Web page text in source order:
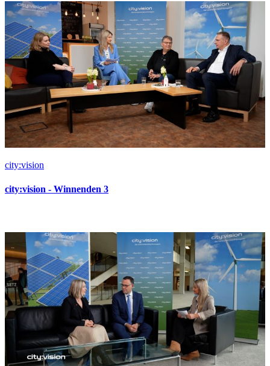
city:vision
city:vision - Winnenden 3